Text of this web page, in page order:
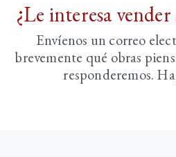
¿Le interesa
Envíenos un correo
brevemente qué obras
responderemos.